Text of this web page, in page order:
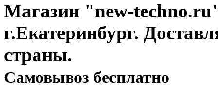
Магазин "new-
г.Екатеринбург.
страны.
Cамовывоз бесплатно